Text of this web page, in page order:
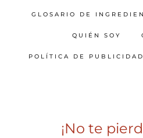
GLOSARIO DE
QUIÉN SOY
POLÍTICA DE
¡No te